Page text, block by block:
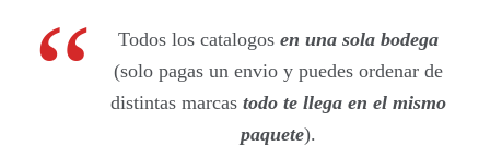
Todos los catalogos en una sola bodega
(solo pagas un envio y puedes ordenar de
distintas marcastodo te llega en el mismo
paquete).